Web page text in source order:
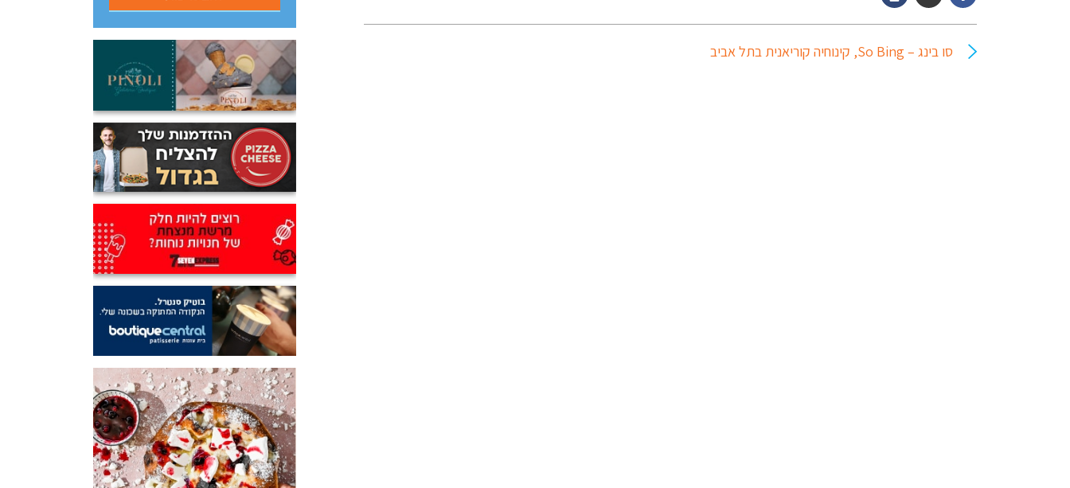
סו בינג – So Bing, קינוחיה קוריאנית בתל אביב